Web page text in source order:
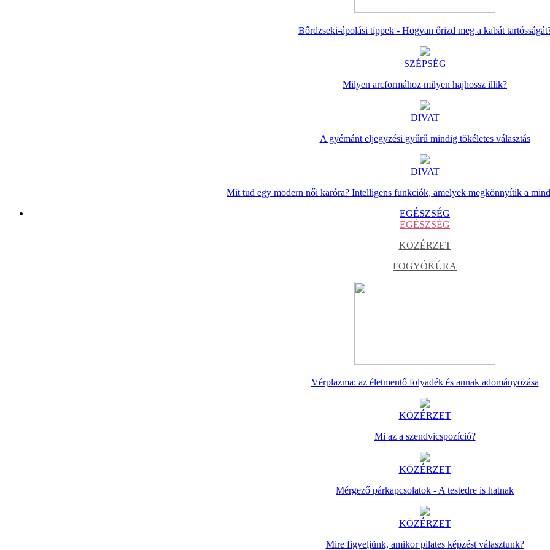
Bőrdzseki-ápolási tippek - Hogyan őrizd meg a kabát
SZÉPSÉG
Milyen arcformához milyen hajhossz illik?
DIVAT
A gyémánt eljegyzési gyűrű mindig tökéletes választás
DIVAT
Mit tud egy modern női karóra? Intelligens funkciók, amelyek megkönnyítik a
EGÉSZSÉG
EGÉSZSÉG
KÖZÉRZET
FOGYÓKÚRA
Vérplazma: az életmentő folyadék és annak adományozása
KÖZÉRZET
Mi az a szendvicspozíció?
KÖZÉRZET
Mérgező párkapcsolatok - A testedre is hatnak
KÖZÉRZET
Mire figyeljünk, amikor pilates képzést választunk?